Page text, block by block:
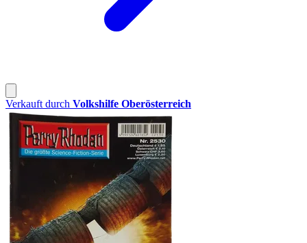
Verkauft durch Volkshilfe Oberösterreich